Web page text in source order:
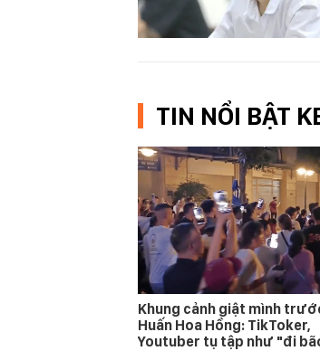
TIN NỔI BẬT
Khung cảnh giật mình
Huấn Hoa Hồng: TikToker,
Youtuber tụ tập như "đi